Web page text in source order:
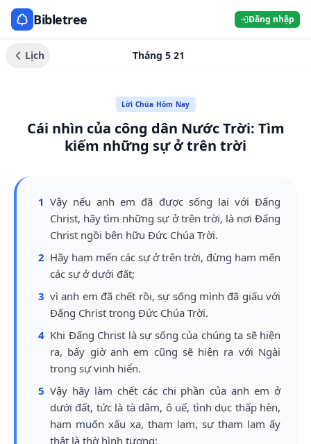
Bibletree Đăng nhập
Lịch Tháng 5 21
Lời Chúa Hôm Nay
Cái nhìn của công dân Nước Trời: Tìm
kiếm những sự ở trên trời
1 Vậy nếu anh em đã được sống lại với Đấng
Christ, hãy tìm những sự ở trên trời, là nơi Đấng
Christ ngồi bên hữu Đức Chúa Trời.
2 Hãy ham mến các sự ở trên trời, đừng ham mến
các sự ở dưới đất;
3 vì anh em đã chết rồi, sự sống mình đã giấu với
Đấng Christ trong Đức Chúa Trời.
4 Khi Đấng Christ là sự sống của chúng ta sẽ hiện
ra, bấy giờ anh em cũng sẽ hiện ra với Ngài
trong sự vinh hiển.
5 Vậy hãy làm chết các chi phần của anh em ở
dưới đất, tức là tà dâm, ô uế, tình dục thấp hèn,
ham muốn xấu xa, tham lam, sự tham lam ấy
thật là thờ hình tượng;